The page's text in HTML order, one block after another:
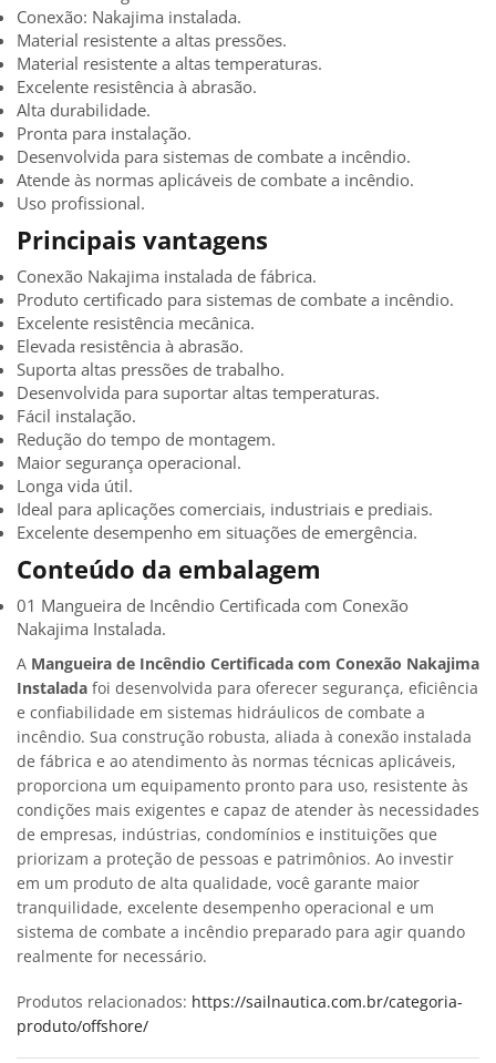
Conexão: Nakajima instalada.
Material resistente a altas pressões.
Material resistente a altas temperaturas.
Excelente resistência à abrasão.
Alta durabilidade.
Pronta para instalação.
Desenvolvida para sistemas de combate a incêndio.
Atende às normas aplicáveis de combate a incêndio.
Uso profissional.
Principais vantagens
Conexão Nakajima instalada de fábrica.
Produto certificado para sistemas de combate a incêndio.
Excelente resistência mecânica.
Elevada resistência à abrasão.
Suporta altas pressões de trabalho.
Desenvolvida para suportar altas temperaturas.
Fácil instalação.
Redução do tempo de montagem.
Maior segurança operacional.
Longa vida útil.
Ideal para aplicações comerciais, industriais e prediais.
Excelente desempenho em situações de emergência.
Conteúdo da embalagem
01 Mangueira de Incêndio Certificada com Conexão
Nakajima Instalada.
A Mangueira de Incêndio Certificada com Conexão Nakajima
Instalada foi desenvolvida para oferecer segurança, eficiência
e confiabilidade em sistemas hidráulicos de combate a
incêndio. Sua construção robusta, aliada à conexão instalada
de fábrica e ao atendimento às normas técnicas aplicáveis,
proporciona um equipamento pronto para uso, resistente às
condições mais exigentes e capaz de atender às necessidades
de empresas, indústrias, condomínios e instituições que
priorizam a proteção de pessoas e patrimônios. Ao investir
em um produto de alta qualidade, você garante maior
tranquilidade, excelente desempenho operacional e um
sistema de combate a incêndio preparado para agir quando
realmente for necessário.
Produtos relacionados: https://sailnautica.com.br/categoria-
produto/offshore/